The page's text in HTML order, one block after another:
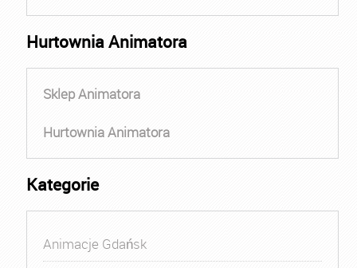
Hurtownia Animatora
Sklep Animatora
Hurtownia Animatora
Kategorie
Animacje Gdańsk